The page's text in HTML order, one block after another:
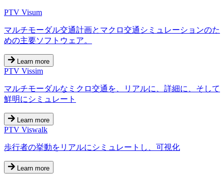
PTV Visum
マルチモーダル交通計画とマクロ交通シミュレーションのた
めの主要ソフトウェア。
Learn more
PTV Vissim
マルチモーダルなミクロ交通を、リアルに、詳細に、そして
鮮明にシミュレート
Learn more
PTV Viswalk
歩行者の挙動をリアルにシミュレートし、可視化
Learn more